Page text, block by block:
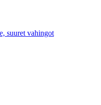
suuret vahingot